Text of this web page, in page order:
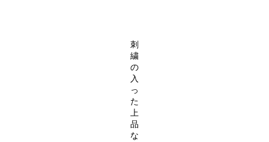
刺
繍
の
入
っ
た
上
品
な